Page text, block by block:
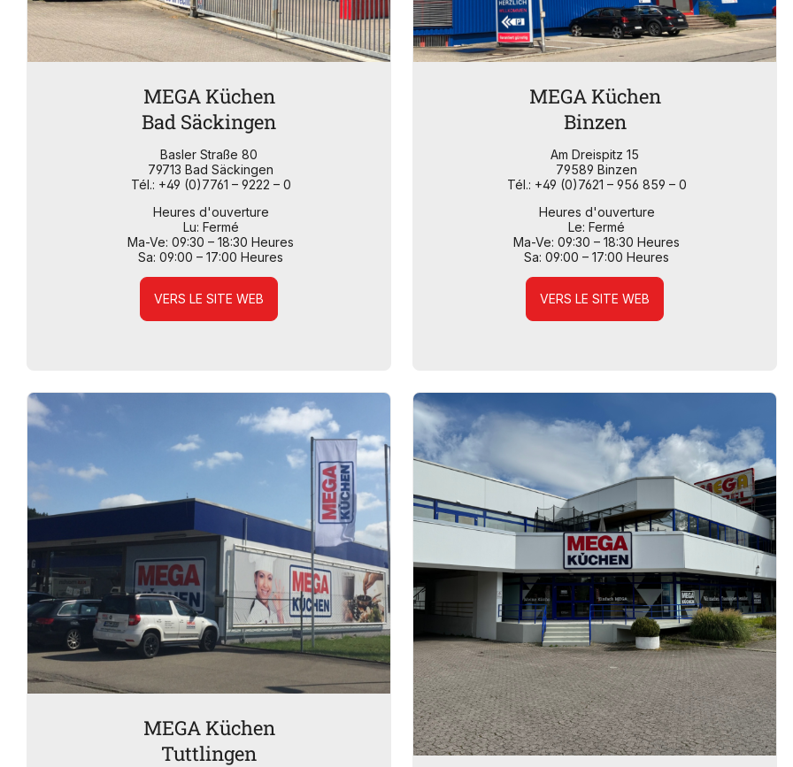
MEGA Küchen
Bad Säckingen
Basler Straße 80
79713 Bad Säckingen
Tél.: +49 (0)7761 – 9222 – 0
Heures d'ouverture
Lu: Fermé
Ma-Ve: 09:30 – 18:30 Heures
Sa: 09:00 – 17:00 Heures
VERS LE SITE WEB
MEGA Küchen
Binzen
Am Dreispitz 15
79589 Binzen
Tél.: +49 (0)7621 – 956 859 – 0
Heures d'ouverture
Le: Fermé
Ma-Ve: 09:30 – 18:30 Heures
Sa: 09:00 – 17:00 Heures
VERS LE SITE WEB
MEGA Küchen
Tuttlingen